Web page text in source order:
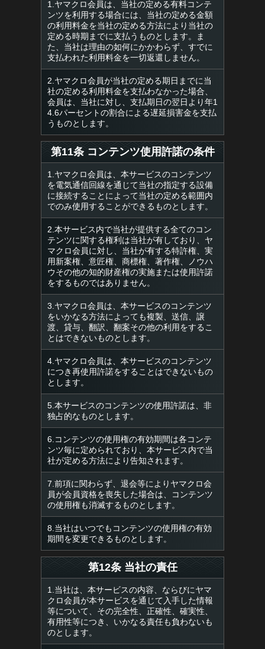
1.ヤマクロ会員は、当社の定める有料コンテ
ンツを利用する場合には、当社の定める金額
の利用料金を当社の定める方法により当社の
定める時期までに支払うものとします。ま
た、当社は理由の如何にかかわらず、すでに
支払われた利用料金を一切返還しません。
2.ヤマクロ会員が当社の定める期日までに当
社の定める利用料金を支払わなかった場合、
会員は、当社に対し、支払期日の翌日より年1
4.6パーセントの割合による遅延損害金を支払
うものとします。
第11条 コンテンツ使用許諾の条件
1.ヤマクロ会員は、本サービスのコンテンツ
を電気通信回線を通じて当社の指定する設備
に接続することによって当社の定める範囲内
でのみ使用することができるものとします。
2.本サービス内で当社が提供する全てのコン
テンツに関する権利は当社が有しており、ヤ
マクロ会員に対し、当社が有する特許権、実
用新案権、意匠権、商標権、著作権、ノウハ
ウその他の知的財産権の実施または使用許諾
をするものではありません。
3.ヤマクロ会員は、本サービスのコンテンツ
をいかなる方法によっても複製、送信、譲
渡、貸与、翻訳、翻案その他の利用をするこ
とはできないものとします。
4.ヤマクロ会員は、本サービスのコンテンツ
につき再使用許諾をすることはできないもの
とします。
5.本サービスのコンテンツの使用許諾は、非
独占的なものとします。
6.コンテンツの使用権の有効期間は各コンテ
ンツ毎に定められており、本サービス内で当
社が定める方法により告知されます。
7.前項に関わらず、退会等によりヤマクロ会
員が会員資格を喪失した場合は、コンテンツ
の使用権も消滅するものとします。
8.当社はいつでもコンテンツの使用権の有効
期間を変更できるものとします。
第12条 当社の責任
1.当社は、本サービスの内容、ならびにヤマ
クロ会員が本サービスを通じて入手した情報
等について、その完全性、正確性、確実性、
有用性等につき、いかなる責任も負わないも
のとします。